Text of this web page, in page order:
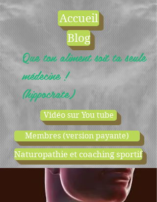
Accueil
Blog
Que ton aliment soit ta seule
médecine !
(hippocrate)
Vidéo sur You tube
Membres (version payante)
Naturopathie et coaching sportif
cours d'essai boutique